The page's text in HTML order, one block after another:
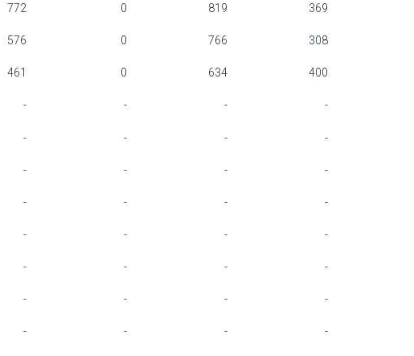
772 0 819 369
576 0 766 308
461 0 634 400
- - - -
- - - -
- - - -
- - - -
- - - -
- - - -
- - - -
- - - -